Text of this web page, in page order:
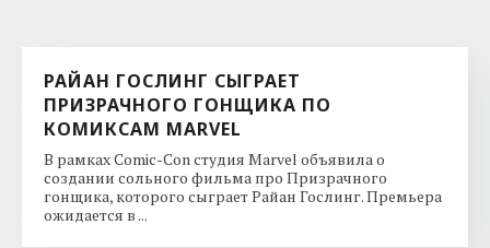
РАЙАН ГОСЛИНГ СЫГРАЕТ
ПРИЗРАЧНОГО ГОНЩИКА ПО
КОМИКСАМ MARVEL
В рамках Comic-Con студия Marvel объявила о
создании сольного фильма про Призрачного
гонщика, которого сыграет Райан Гослинг. Премьера
ожидается в ...